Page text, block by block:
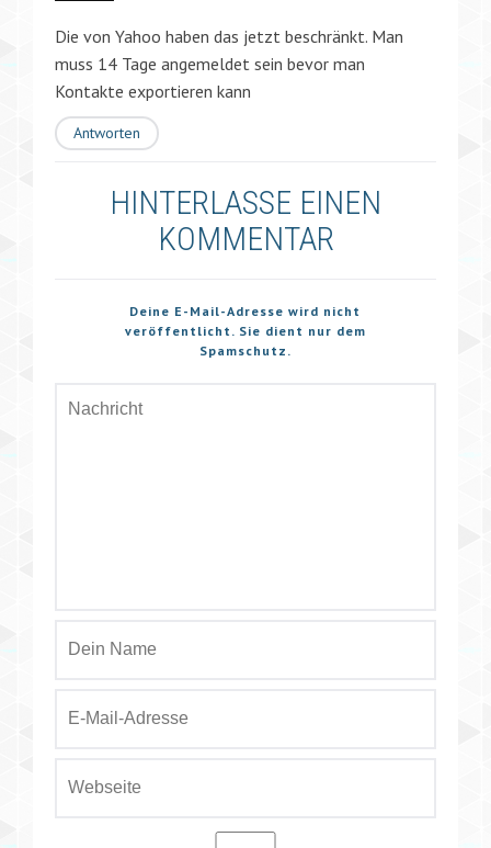
Die von Yahoo haben das jetzt beschränkt. Man
muss 14 Tage angemeldet sein bevor man
Kontakte exportieren kann
Antworten
HINTERLASSE EINEN
KOMMENTAR
Deine E-Mail-Adresse wird nicht
veröffentlicht. Sie dient nur dem
Spamschutz.